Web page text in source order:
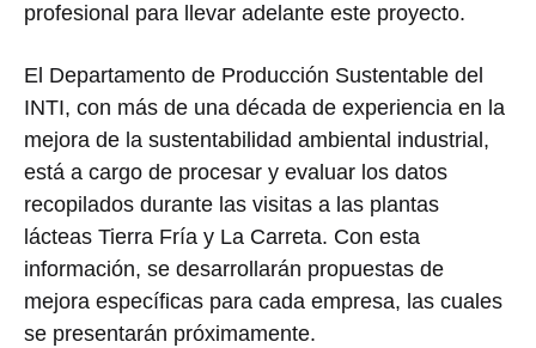
profesional para llevar adelante este proyecto.
El Departamento de Producción Sustentable del
INTI, con más de una década de experiencia en la
mejora de la sustentabilidad ambiental industrial,
está a cargo de procesar y evaluar los datos
recopilados durante las visitas a las plantas
lácteas Tierra Fría y La Carreta. Con esta
información, se desarrollarán propuestas de
mejora específicas para cada empresa, las cuales
se presentarán próximamente.